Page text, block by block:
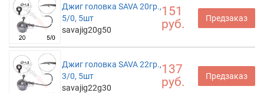
Джиг головка SAVA 20гр.,
5/0, 5шт
savajig20g50
151
руб.
Предзаказ
Джиг головка SAVA 22гр.,
3/0, 5шт
savajig22g30
137
руб.
Предзаказ